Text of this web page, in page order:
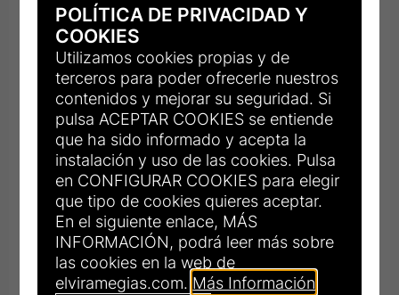
POLÍTICA DE PRIVACIDAD Y
COOKIES
Utilizamos cookies propias y de
terceros para poder ofrecerle nuestros
contenidos y mejorar su seguridad. Si
pulsa ACEPTAR COOKIES se entiende
que ha sido informado y acepta la
instalación y uso de las cookies. Pulsa
en CONFIGURAR COOKIES para elegir
que tipo de cookies quieres aceptar.
En el siguiente enlace, MÁS
INFORMACIÓN, podrá leer más sobre
las cookies en la web de
elviramegias.com. Más Información